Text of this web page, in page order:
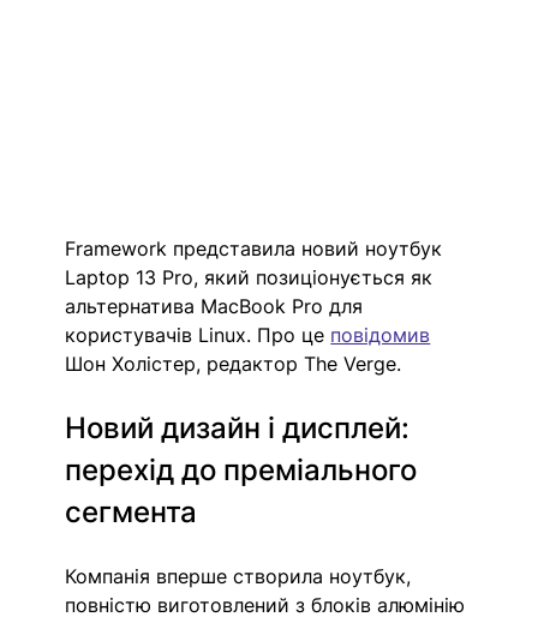
Framework представила новий ноутбук
Laptop 13 Pro, який позиціонується як
альтернатива MacBook Pro для
користувачів Linux. Про це повідомив
Шон Холістер, редактор The Verge.
Новий дизайн і дисплей:
перехід до преміального
сегмента
Компанія вперше створила ноутбук,
повністю виготовлений з блоків алюмінію